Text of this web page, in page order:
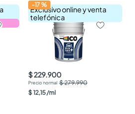
Exclusivo online y venta
telefónica
-17%
$ 229.900
$ 279.990
$12,15 /ml